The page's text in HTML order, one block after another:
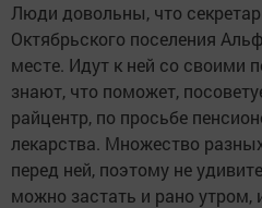
Люди довольны, что
Октябрьского поселения
месте. Идут к ней со своими
знают, что поможет,
райцентр, по просьбе
лекарства. Множество
перед ней, поэтому не
можно застать и рано утром,